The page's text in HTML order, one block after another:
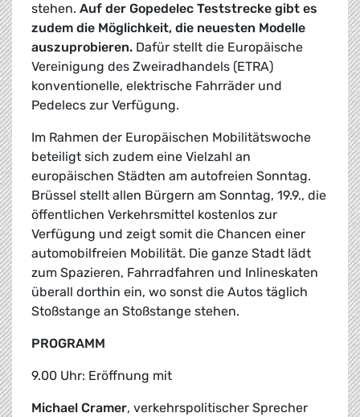
stehen. Auf der Gopedelec Teststrecke gibt es
zudem die Möglichkeit, die neuesten Modelle
auszuprobieren. Dafür stellt die Europäische
Vereinigung des Zweiradhandels (ETRA)
konventionelle, elektrische Fahrräder und
Pedelecs zur Verfügung.
Im Rahmen der Europäischen Mobilitätswoche
beteiligt sich zudem eine Vielzahl an
europäischen Städten am autofreien Sonntag.
Brüssel stellt allen Bürgern am Sonntag, 19.9., die
öffentlichen Verkehrsmittel kostenlos zur
Verfügung und zeigt somit die Chancen einer
automobilfreien Mobilität. Die ganze Stadt lädt
zum Spazieren, Fahrradfahren und Inlineskaten
überall dorthin ein, wo sonst die Autos täglich
Stoßstange an Stoßstange stehen.
PROGRAMM
9.00 Uhr: Eröffnung mit
Michael Cramer, verkehrspolitischer Sprecher